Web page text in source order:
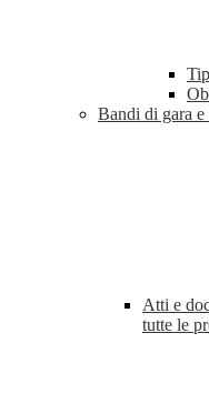
Bandi di gara e
Atti e
tutte le